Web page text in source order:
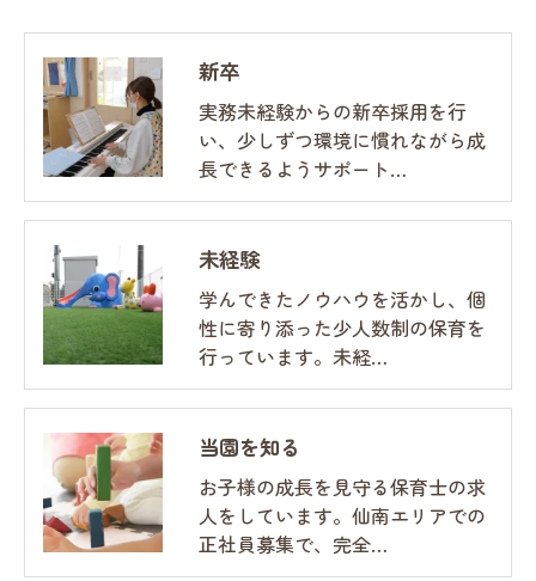
新卒
実務未経験からの新卒採用を行
い、少しずつ環境に慣れながら成
長できるようサポート…
未経験
学んできたノウハウを活かし、個
性に寄り添った少人数制の保育を
行っています。未経…
当園を知る
お子様の成長を見守る保育士の求
人をしています。仙南エリアでの
正社員募集で、完全…